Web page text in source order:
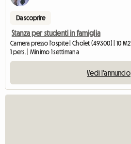
Da scoprire
Stanza per studenti in famiglia
Camera presso l'ospite | Cholet (49300) | 10 M2
1 pers. | Minimo 1 settimana
Vedi l'annuncio